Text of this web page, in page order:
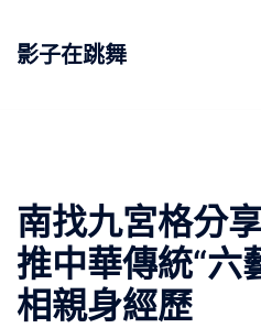
影子在跳舞
南找九宮格分
推中華傳統“六
相親身經歷